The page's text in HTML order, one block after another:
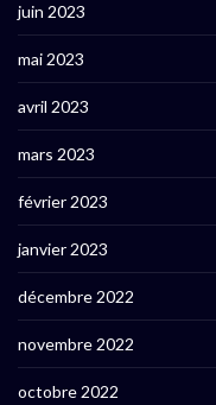
juin 2023
mai 2023
avril 2023
mars 2023
février 2023
janvier 2023
décembre 2022
novembre 2022
octobre 2022